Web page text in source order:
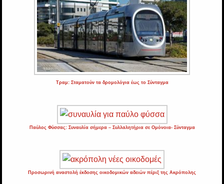
Τραμ: Σταματούν τα δρομολόγια έως το Σύνταγμα
Παύλος Φύσσας: Συναυλία σήμερα – Συλλαλητήρια σε Ομόνοια- Σύνταγμα
Προσωρινή αναστολή έκδοσης οικοδομικών αδειών πέριξ της Ακρόπολης